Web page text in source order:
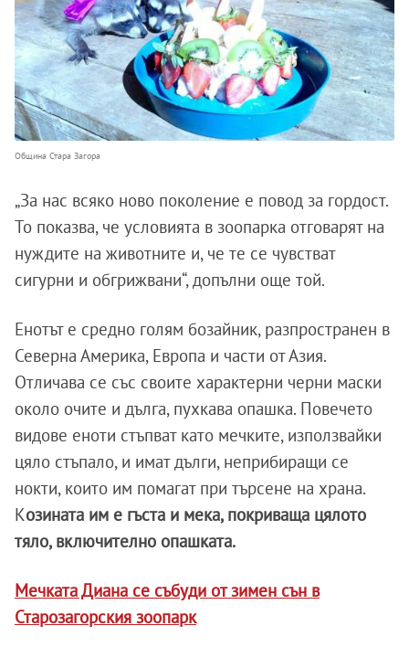
Община Стара Загора
„За нас всяко ново поколение е повод за гордост.
То показва, че условията в зоопарка отговарят на
нуждите на животните и, че те се чувстват
сигурни и обгрижвани“, допълни още той.
Енотът е средно голям бозайник, разпространен в
Северна Америка, Европа и части от Азия.
Отличава се със своите характерни черни маски
около очите и дълга, пухкава опашка. Повечето
видове еноти стъпват като мечките, използвайки
цяло стъпало, и имат дълги, неприбиращи се
нокти, които им помагат при търсене на храна.
Козината им е гъста и мека, покриваща цялото
тяло, включително опашката.
Мечката Диана се събуди от зимен сън в
Старозагорския зоопарк